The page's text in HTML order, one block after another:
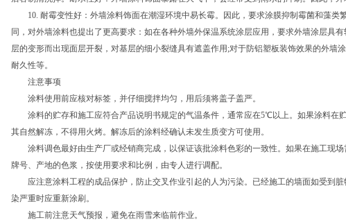
10. 耐霉变性好：外墙涂料饰面在潮湿环境中易长霉。因此，要求涂膜抑制霉菌和藻类
同，对外墙涂料也提出了更高要求：如在各种外墙外保温系统涂层应用，要求外墙涂层具
层的变形而出现面层开裂，对基层的细小裂缝具有遮盖作用;对于防铝塑板装饰效果的外墙
耐久性等。
注意事项
涂料使用前应核对标签，并仔细搅拌均匀，用后须将盖子盖严。
涂料的贮存和施工应符合产品说明书规定的气温条件，通常应在5℃以上。如果涂料在
其自然解冻，不得用火烤。解冻后的涂料经确认未发生质变方可使用。
涂料调色最好由生产厂或经销商完成，以保证该批涂料色彩的一致性。如果在施工现场
牌号、产地的色浆，按使用要求和比例，由专人进行调配。
应注意涂料工程的成品保护，防止交叉作业引起的人为污染。已经施工的墙面如受到脏
染严重时应重新涂刷。
施工前注意天气预报，避免在雨雪来临前作业。